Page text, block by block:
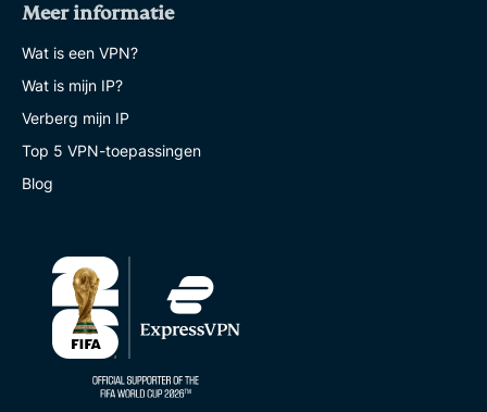
Meer informatie
Wat is een VPN?
Wat is mijn IP?
Verberg mijn IP
Top 5 VPN-toepassingen
Blog